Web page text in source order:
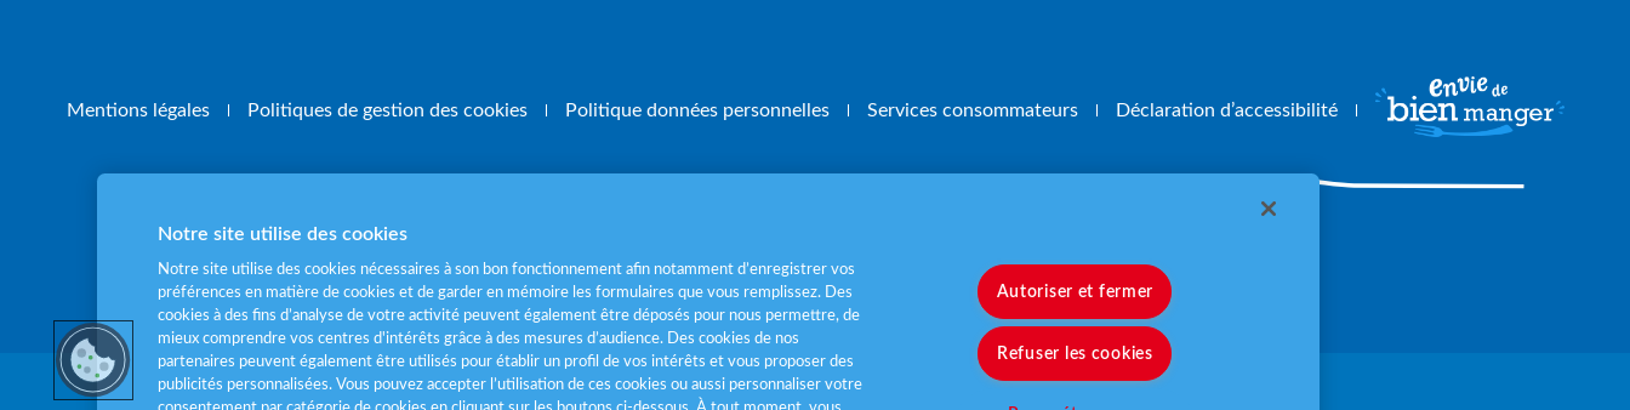
Mentions légales Politiques de gestion des cookies Politique données personnelles Services consommateurs Déclaration d’accessibilité
Pour votre santé, mangez 5 fruits et légumes par jourwww.mangerbouger.fr
Notre site utilise des cookies
Notre site utilise des cookies nécessaires à son bon fonctionnement afin notamment d’enregistrer vos
préférences en matière de cookies et de garder en mémoire les formulaires que vous remplissez. Des
cookies à des fins d’analyse de votre activité peuvent également être déposés pour nous permettre, de
mieux comprendre vos centres d'intérêts grâce à des mesures d’audience. Des cookies de nos
partenaires peuvent également être utilisés pour établir un profil de vos intérêts et vous proposer des
publicités personnalisées. Vous pouvez accepter l’utilisation de ces cookies ou aussi personnaliser votre
Autoriser et fermer
Refuser les cookies